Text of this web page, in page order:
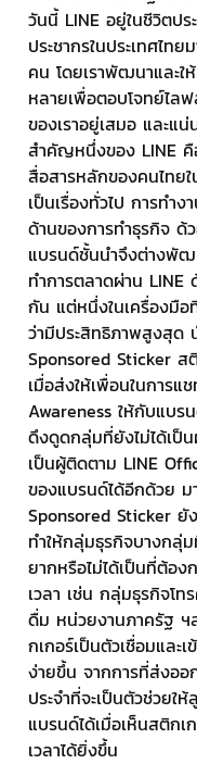
วันนี้ LINE อยู่ในชีวิตปร
ประชากรในประเทศไท
คน โดยเราพัฒนาและใ
หลายเพื่อตอบโจทย์ไล
ของเราอยู่เสมอ และแ
สำคัญหนึ่งของ LINE คื
สื่อสารหลักของคนไทยใ
เป็นเรื่องทั่วไป การทำ
ด้านของการทำธุรกิจ ด้
แบรนด์ชั้นนำจึงต่างพั
ทำการตลาดผ่าน LINE
กัน แต่หนึ่งในเครื่องมือ
ว่ามีประสิทธิภาพสูงสุด
Sponsored Sticker ส
เมื่อส่งให้เพื่อนในการแ
Awareness ให้กับแบร
ดึงดูดกลุ่มที่ยังไม่ได้เป็
เป็นผู้ติดตาม LINE
ของแบรนด์ได้อีกด้วย ม
Sponsored Sticker ยั
ทำให้กลุ่มธุรกิจบางกลุ่
ยากหรือไม่ได้เป็นที่ต้อง
เวลา เช่น กลุ่มธุรกิจโท
ดื่ม หน่วยงานภาครัฐ ฯ
กเกอร์เป็นตัวเชื่อมและ
ง่ายขึ้น จากการที่ส่งออ
ประจำที่จะเป็นตัวช่วยใ
แบรนด์ได้เมื่อเห็นสติกเ
เวลาได้ยิ่งขึ้น